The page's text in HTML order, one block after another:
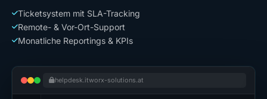
Ticketsystem mit SLA-Tracking
Remote- & Vor-Ort-Support
Monatliche Reportings & KPIs
helpdesk.itworx-solutions.at